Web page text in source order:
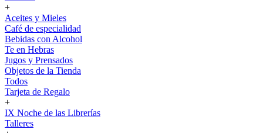
+
Aceites y Mieles
Café de especialidad
Bebidas con Alcohol
Te en Hebras
Jugos y Prensados
Objetos de la Tienda
Todos
Tarjeta de Regalo
+
IX Noche de las Librerías
Talleres